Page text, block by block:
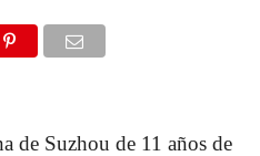
de Suzhou de 11 años de